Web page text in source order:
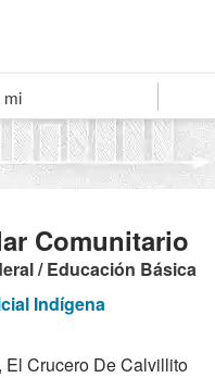
mi
Comunitario
/ Educación Básica
Indígena
El Crucero De Calvillito